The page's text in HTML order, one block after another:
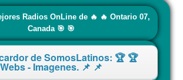
Radios OnLine de 🔥 🔥 Ontario 07,
Canada 🎯 🎯
de SomosLatinos: 🏆 🏆
Webs - Imagenes. 📌 📌